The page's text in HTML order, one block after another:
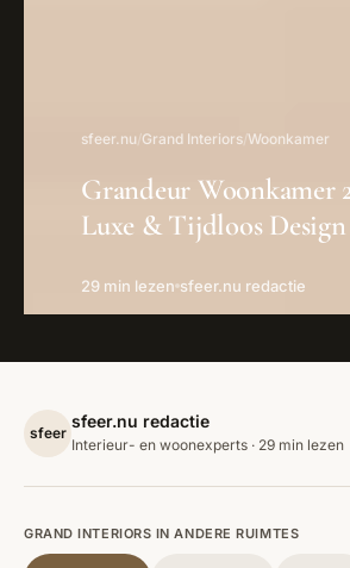
sfeer.nu/Grand Interiors/Woonkamer
Grandeur Woonkamer
Luxe & Tijdloos Design
29 min lezen sfeer.nu redactie
sfeer
sfeer.nu redactie
Interieur- en woonexperts · 29 min lezen
GRAND INTERIORS IN ANDERE RUIMTES